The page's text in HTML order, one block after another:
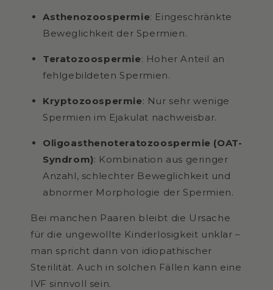
Asthenozoospermie: Eingeschränkte
Beweglichkeit der Spermien.
Teratozoospermie: Hoher Anteil an
fehlgebildeten Spermien.
Kryptozoospermie: Nur sehr wenige
Spermien im Ejakulat nachweisbar.
Oligoasthenoteratozoospermie (OAT-
Syndrom): Kombination aus geringer
Anzahl, schlechter Beweglichkeit und
abnormer Morphologie der Spermien.
Bei manchen Paaren bleibt die Ursache
für die ungewollte Kinderlosigkeit unklar –
man spricht dann von idiopathischer
Sterilität. Auch in solchen Fällen kann eine
IVF sinnvoll sein.